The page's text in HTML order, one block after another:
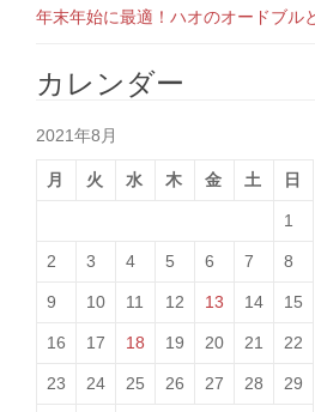
年末年始に最適！ハオのオードブル
カレンダー
2021年8月
月 火 水 木 金 土 日
1
2 3 4 5 6 7 8
9 10 11 12 13 14 15
16 17 18 19 20 21 22
23 24 25 26 27 28 29